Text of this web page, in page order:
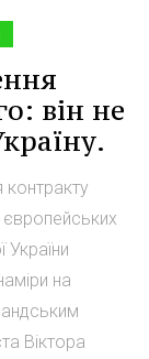
він не
контракту
України
на
Віктора